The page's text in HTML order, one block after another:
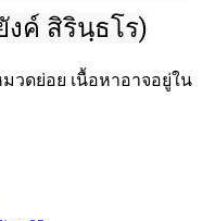
ค์ สิรินฺธโร)
ดย่อย เนื้อหาอาจอยู่ใน